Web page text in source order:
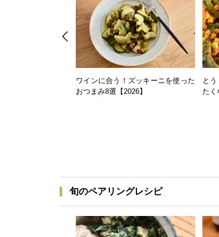
ワインに合う！ズッキーニを使った
おつまみ8選【2026】
と
たく
旬のペアリングレシピ